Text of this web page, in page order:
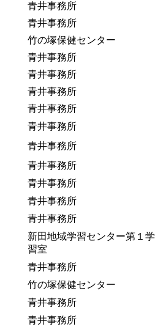
青井事務所
青井事務所
竹の塚保健センター
青井事務所
青井事務所
青井事務所
青井事務所
青井事務所
青井事務所
青井事務所
青井事務所
青井事務所
青井事務所
新田地域学習センター第１学
習室
青井事務所
竹の塚保健センター
青井事務所
青井事務所